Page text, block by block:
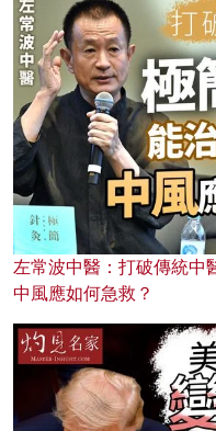
左常波中醫：打破傳統中
中風應如何急救？